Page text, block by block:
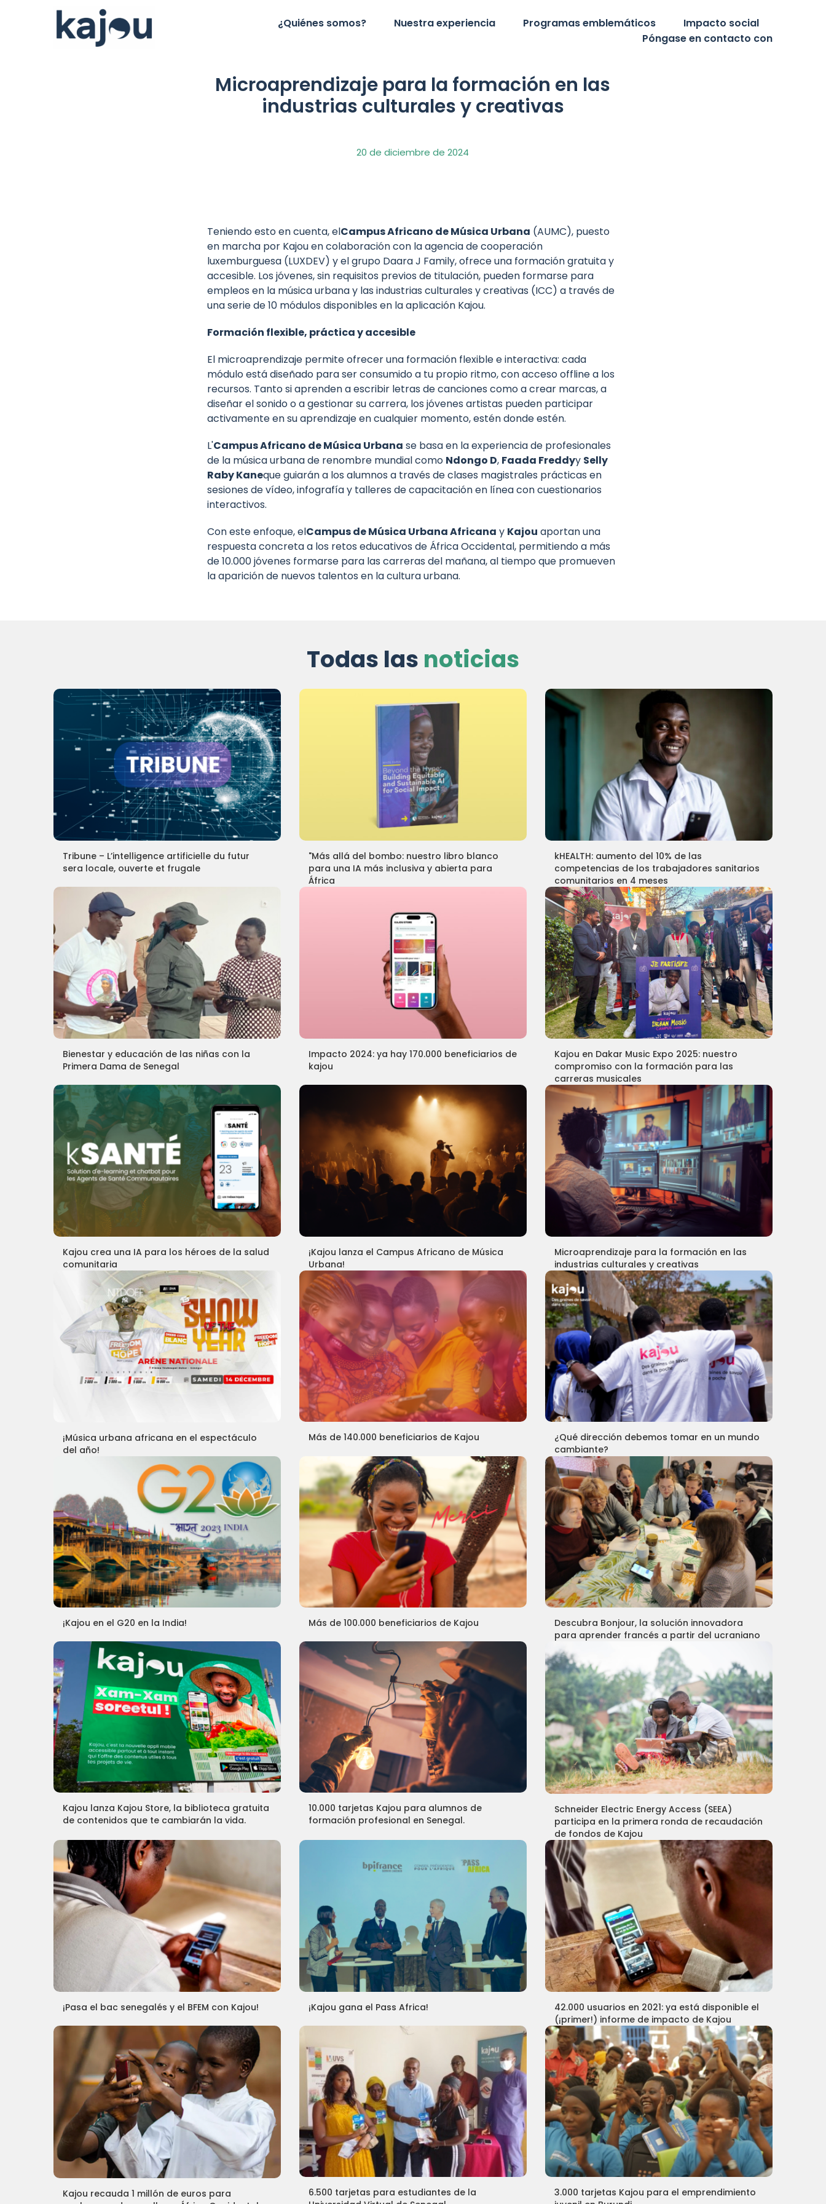
¿Quiénes somos? Nuestra experiencia Programas emblemáticos
Impacto social
Póngase en contacto con
Microaprendizaje para la formación en las
industrias culturales y creativas
20 de diciembre de 2024
Teniendo esto en cuenta, elCampus Africano de Música Urbana (AUMC), puesto
en marcha por Kajou en colaboración con la agencia de cooperación
luxemburguesa (LUXDEV) y el grupo Daara J Family, ofrece una formación gratuita y
accesible. Los jóvenes, sin requisitos previos de titulación, pueden formarse para
empleos en la música urbana y las industrias culturales y creativas (ICC) a través de
una serie de 10 módulos disponibles en la aplicación Kajou.
Formación flexible, práctica y accesible
El microaprendizaje permite ofrecer una formación flexible e interactiva: cada
módulo está diseñado para ser consumido a tu propio ritmo, con acceso offline a los
recursos. Tanto si aprenden a escribir letras de canciones como a crear marcas, a
diseñar el sonido o a gestionar su carrera, los jóvenes artistas pueden participar
activamente en su aprendizaje en cualquier momento, estén donde estén.
L'Campus Africano de Música Urbana se basa en la experiencia de profesionales
de la música urbana de renombre mundial como Ndongo D, Faada Freddyy Selly
Raby Kaneque guiarán a los alumnos a través de clases magistrales prácticas en
sesiones de vídeo, infografía y talleres de capacitación en línea con cuestionarios
interactivos.
Con este enfoque, elCampus de Música Urbana Africana y Kajou aportan una
respuesta concreta a los retos educativos de África Occidental, permitiendo a más
de 10.000 jóvenes formarse para las carreras del mañana, al tiempo que promueven
la aparición de nuevos talentos en la cultura urbana.
Todas las noticias
Tribune – L’intelligence artificielle du futur
sera locale, ouverte et frugale
"Más allá del bombo: nuestro libro blanco
para una IA más inclusiva y abierta para
África
kHEALTH: aumento del 10% de las
competencias de los trabajadores sanitarios
comunitarios en 4 meses
Bienestar y educación de las niñas con la
Primera Dama de Senegal
Impacto 2024: ya hay 170.000 beneficiarios de
kajou
Kajou en Dakar Music Expo 2025: nuestro
compromiso con la formación para las
carreras musicales
Kajou crea una IA para los héroes de la salud
comunitaria
¡Kajou lanza el Campus Africano de Música
Urbana!
Microaprendizaje para la formación en las
industrias culturales y creativas
¡Música urbana africana en el espectáculo
del año!
Más de 140.000 beneficiarios de Kajou
¿Qué dirección debemos tomar en un mundo
cambiante?
¡Kajou en el G20 en la India! Más de 100.000 beneficiarios de Kajou
Descubra Bonjour, la solución innovadora
para aprender francés a partir del ucraniano
Kajou lanza Kajou Store, la biblioteca gratuita
de contenidos que te cambiarán la vida.
10.000 tarjetas Kajou para alumnos de
formación profesional en Senegal.
Schneider Electric Energy Access (SEEA)
participa en la primera ronda de recaudación
de fondos de Kajou
¡Pasa el bac senegalés y el BFEM con Kajou! ¡Kajou gana el Pass Africa!
42.000 usuarios en 2021: ya está disponible el
(¡primer!) informe de impacto de Kajou
Kajou recauda 1 millón de euros para
6.500 tarjetas para estudiantes de la
3.000 tarjetas Kajou para el emprendimiento